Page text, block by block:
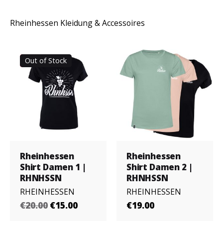
Rheinhessen Kleidung & Accessoires
Sale
Out of Stock
Rheinhessen
Shirt Damen 1 |
RHNHSSN
RHEINHESSEN
€20.00 €15.00
Rheinhessen
Shirt Damen 2 |
RHNHSSN
RHEINHESSEN
€19.00